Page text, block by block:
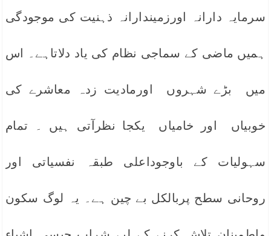
سرمایہ دارانہ اورزمیندارانہ ذہنیت کی موجودگی
ہمیں ماضی کے سماجی نظام کی یاد دلاتاہے۔ اس
میں بڑے شہروں اورمادیت زدہ معاشرے کی
خوبیاں اور خامیاں یکجا نظرآتی ہیں ۔ تمام
سہولیات کے باوجوداعلی طبقہ نفسیاتی اور
روحانی سطح پربالکل بے چین ہے۔ یہ لوگ سکون